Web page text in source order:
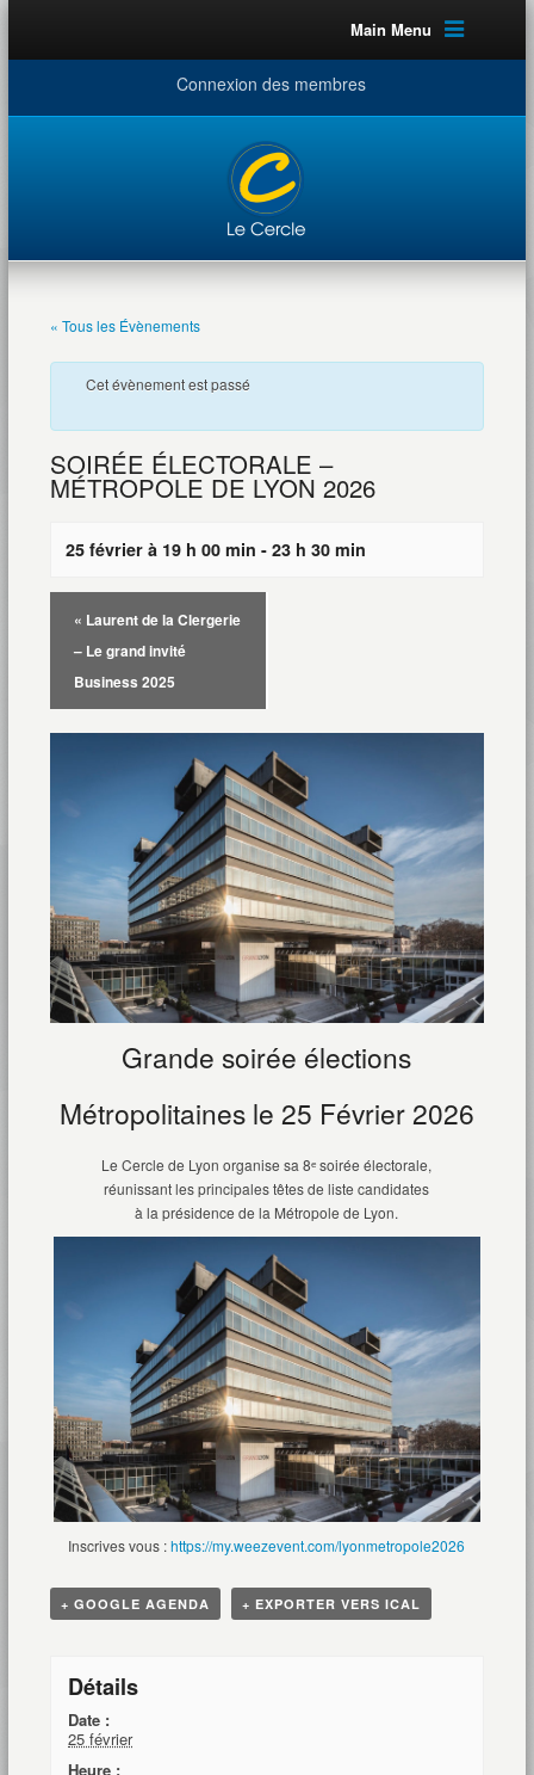
Main Menu
Connexion des membres
« Tous les Évènements
Cet évènement est passé
SOIRÉE ÉLECTORALE –
MÉTROPOLE DE LYON 2026
25 février à 19 h 00 min - 23 h 30 min
« Laurent de la Clergerie
– Le grand invité
Business 2025
Grande soirée élections
Métropolitaines le 25 Février 2026
Le Cercle de Lyon organise sa 8ᵉ soirée électorale,
réunissant les principales têtes de liste candidates
à la présidence de la Métropole de Lyon.
Inscrives vous :https://my.weezevent.com/lyonmetropole2026
+ GOOGLE AGENDA + EXPORTER VERS ICAL
Détails
Date :
25 février
Heure :